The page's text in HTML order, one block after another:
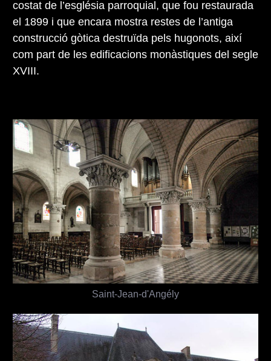
costat de l’església parroquial, que fou restaurada
el 1899 i que encara mostra restes de l’antiga
construcció gòtica destruïda pels hugonots, així
com part de les edificacions monàstiques del segle
XVIII.
Saint-Jean-d'Angély